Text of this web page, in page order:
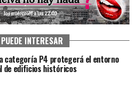
INTERESAR
categoría P4 protegerá el entorno
de edificios históricos